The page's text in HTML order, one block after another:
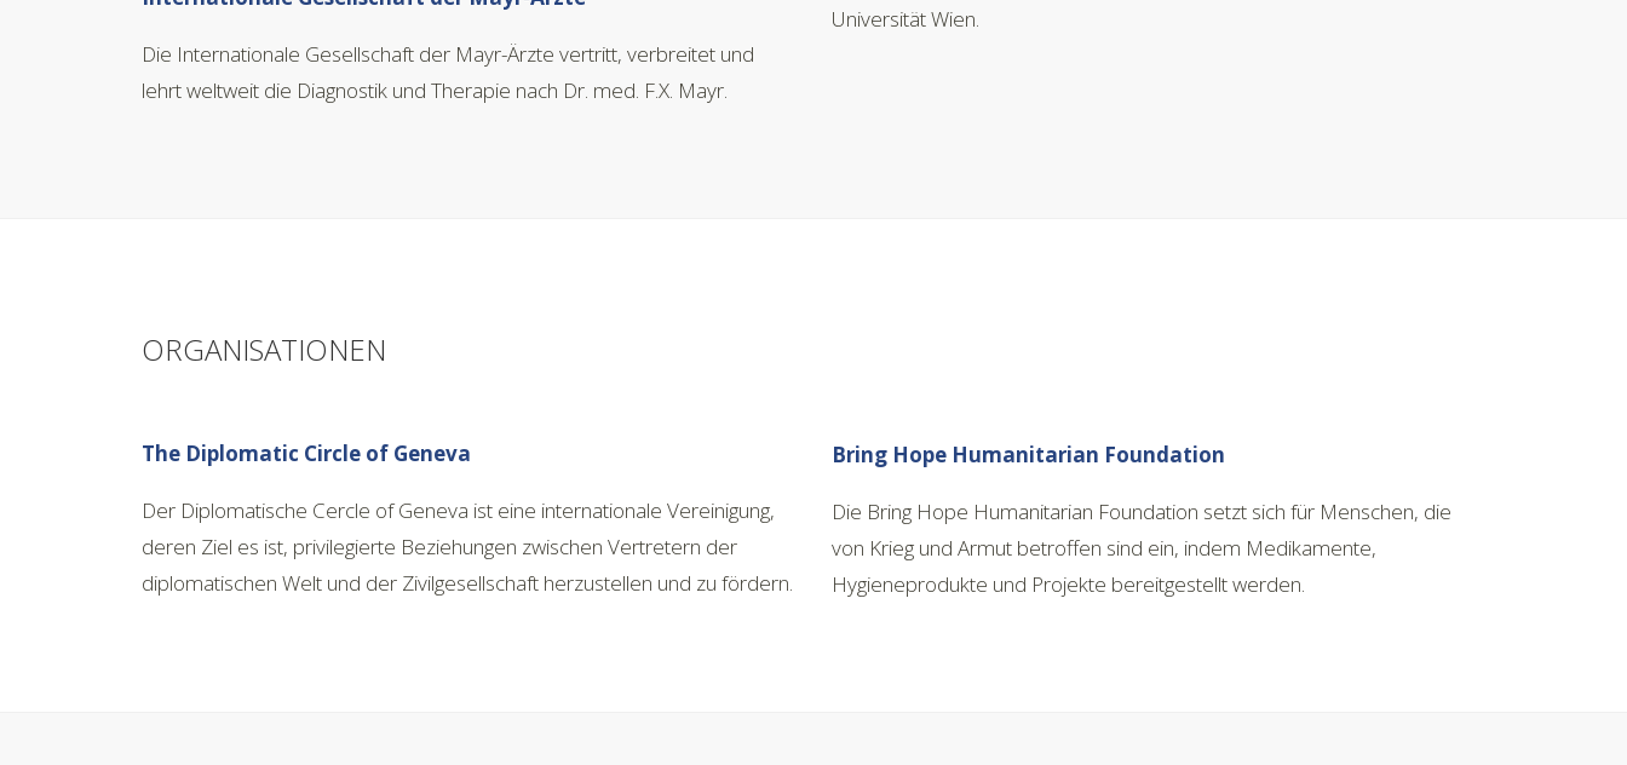
Die Internationale Gesellschaft der Mayr-Ärzte vertritt, verbreitet und
lehrt weltweit die Diagnostik und Therapie nach Dr. med. F.X. Mayr.
Universität Wien.
ORGANISATIONEN
The Diplomatic Circle of Geneva
Der Diplomatische Cercle of Geneva ist eine internationale Vereinigung,
deren Ziel es ist, privilegierte Beziehungen zwischen Vertretern der
diplomatischen Welt und der Zivilgesellschaft herzustellen und zu fördern.
Bring Hope Humanitarian Foundation
Die Bring Hope Humanitarian Foundation setzt sich für Menschen, die
von Krieg und Armut betroffen sind ein, indem Medikamente,
Hygieneprodukte und Projekte bereitgestellt werden.